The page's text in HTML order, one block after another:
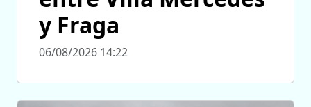
y Fraga
06/08/2026 14:22